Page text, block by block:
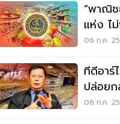
“พาณิ
แห่ง ไ
06 ก.ค.
ทีดีอาร์
ปล่อย
ผลิตยิ่
06 ก.ค.